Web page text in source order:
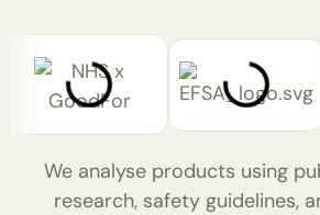
Test Heading 3
We analyse products using
research, safety guidelines,